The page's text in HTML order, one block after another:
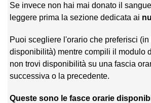
Se invece non hai mai donato il
leggere prima la sezione dedicata ai
Puoi scegliere l'orario che preferisci (in
disponibilità) mentre compili il modulo
non trovi disponibilità su una fascia
successiva o la precedente.
Queste sono le fasce orarie